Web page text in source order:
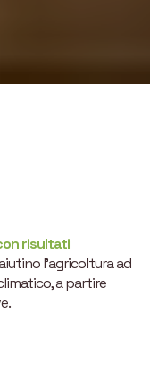
risultati
l’agricoltura ad
a partire